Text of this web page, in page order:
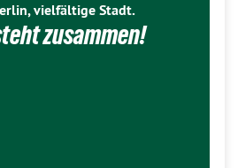
vielfältige Stadt.
zusammen!